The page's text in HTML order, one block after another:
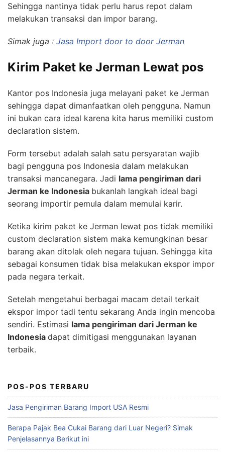
Sehingga nantinya tidak perlu harus repot dalam
melakukan transaksi dan impor barang.
Simak juga : Jasa Import door to door Jerman
Kirim Paket ke Jerman Lewat pos
Kantor pos Indonesia juga melayani paket ke Jerman
sehingga dapat dimanfaatkan oleh pengguna. Namun
ini bukan cara ideal karena kita harus memiliki custom
declaration sistem.
Form tersebut adalah salah satu persyaratan wajib
bagi pengguna pos Indonesia dalam melakukan
transaksi mancanegara. Jadi lama pengiriman dari
Jerman ke Indonesia bukanlah langkah ideal bagi
seorang importir pemula dalam memulai karir.
Ketika kirim paket ke Jerman lewat pos tidak memiliki
custom declaration sistem maka kemungkinan besar
barang akan ditolak oleh negara tujuan. Sehingga kita
sebagai konsumen tidak bisa melakukan ekspor impor
pada negara terkait.
Setelah mengetahui berbagai macam detail terkait
ekspor impor tadi tentu sekarang Anda ingin mencoba
sendiri. Estimasi lama pengiriman dari Jerman ke
Indonesia dapat dimitigasi menggunakan layanan
terbaik.
POS-POS TERBARU
Jasa Pengiriman Barang Import USA Resmi
Berapa Pajak Bea Cukai Barang dari Luar Negeri? Simak
Penjelasannya Berikut ini